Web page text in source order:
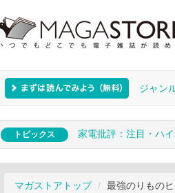
ジャン
トピックス 家電批評：注目・ハ
マガストアトップ 最強のりもの